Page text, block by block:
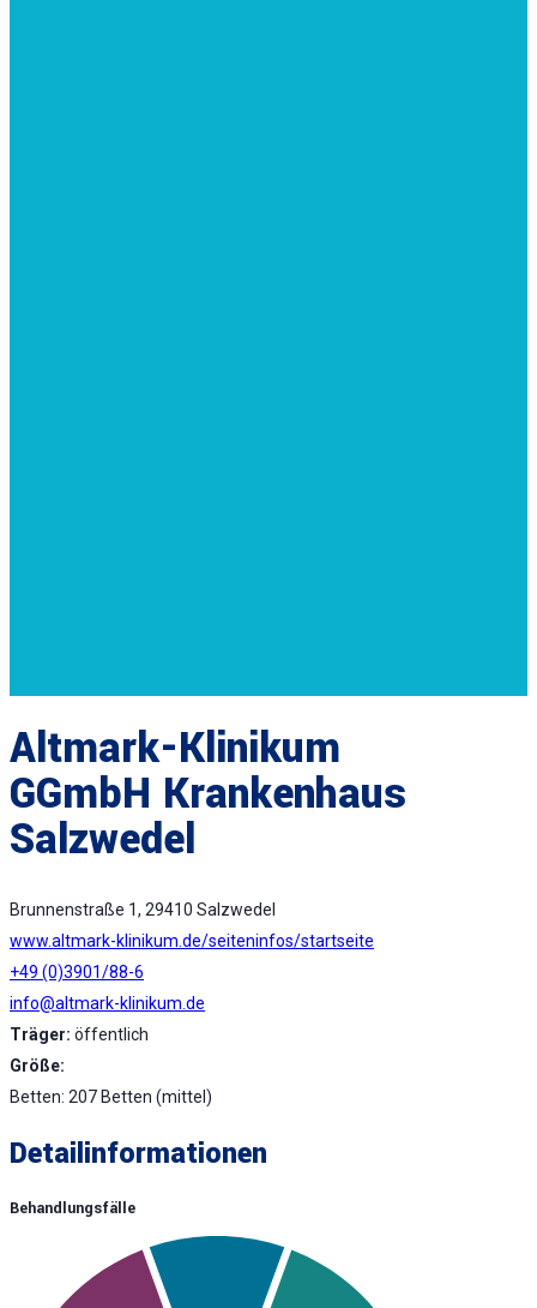
Altmark-Klinikum
GGmbH Krankenhaus
Salzwedel
Brunnenstraße 1, 29410 Salzwedel
www.altmark-klinikum.de/seiteninfos/startseite
+49 (0)3901/88-6
info@altmark-klinikum.de
Träger: öffentlich
Größe:
Betten: 207 Betten (mittel)
Detailinformationen
Behandlungsfälle